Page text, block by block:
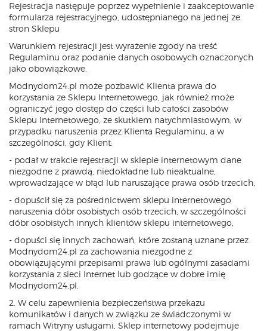
Rejestracja następuje poprzez wypełnienie i zaakceptowanie
formularza rejestracyjnego, udostępnianego na jednej ze
stron Sklepu
Warunkiem rejestracji jest wyrażenie zgody na treść
Regulaminu oraz podanie danych osobowych oznaczonych
jako obowiązkowe.
Modnydom24.pl może pozbawić Klienta prawa do
korzystania ze Sklepu Internetowego, jak również może
ograniczyć jego dostęp do części lub całości zasobów
Sklepu Internetowego, ze skutkiem natychmiastowym, w
przypadku naruszenia przez Klienta Regulaminu, a w
szczególności, gdy Klient:
- podał w trakcie rejestracji w sklepie internetowym dane
niezgodne z prawdą, niedokładne lub nieaktualne,
wprowadzające w błąd lub naruszające prawa osób trzecich,
- dopuścił się za pośrednictwem sklepu internetowego
naruszenia dóbr osobistych osób trzecich, w szczególności
dóbr osobistych innych klientów sklepu internetowego,
- dopuści się innych zachowań, które zostaną uznane przez
Modnydom24.pl za zachowania niezgodne z
obowiązującymi przepisami prawa lub ogólnymi zasadami
korzystania z sieci Internet lub godzące w dobre imię
Modnydom24.pl.
2. W celu zapewnienia bezpieczeństwa przekazu
komunikatów i danych w związku ze świadczonymi w
ramach Witryny usługami, Sklep internetowy podejmuje